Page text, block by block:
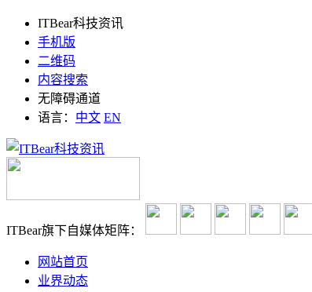
ITBear科技资讯
手机版
二维码
内容搜索
无障碍通道
语言： 中文 EN
ITBear旗下自媒体矩阵：
网站首页
业界动态